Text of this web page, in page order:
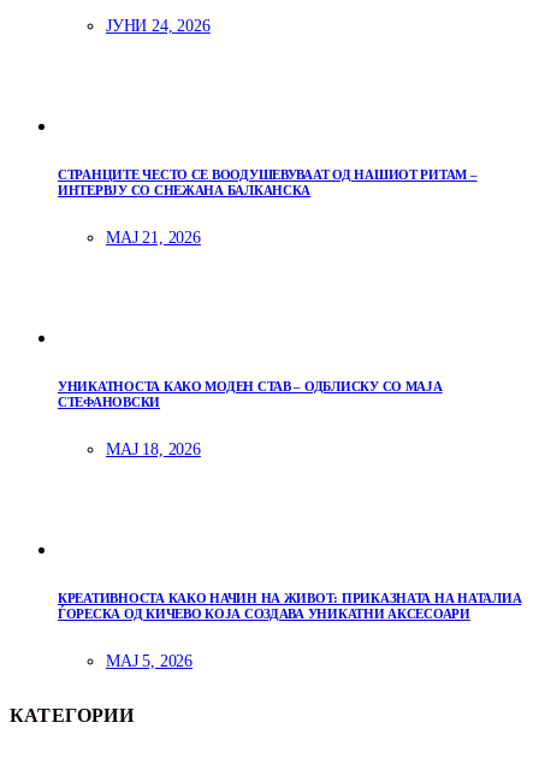
ЈУНИ 24, 2026
СТРАНЦИТЕ ЧЕСТО СЕ ВООДУШЕВУВААТ ОД НАШИОТ РИТАМ –
ИНТЕРВЈУ СО СНЕЖАНА БАЛКАНСКА
МАЈ 21, 2026
УНИКАТНОСТА КАКО МОДЕН СТАВ – ОДБЛИСКУ СО МАЈА
СТЕФАНОВСКИ
МАЈ 18, 2026
КРЕАТИВНОСТА КАКО НАЧИН НА ЖИВОТ: ПРИКАЗНАТА НА НАТАЛИА
ЃОРЕСКА ОД КИЧЕВО КОЈА СОЗДАВА УНИКАТНИ АКСЕСОАРИ
МАЈ 5, 2026
КАТЕГОРИИ